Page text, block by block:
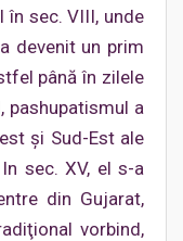
în sec. VIII, unde
devenit un prim
până în zilele
pashupatismul a
şi Sud-Est ale
sec. XV, el s-a
din Gujarat,
vorbind,